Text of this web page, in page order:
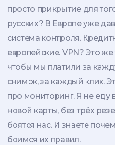
просто прикрытие для
русских? В Европе уже
система контроля.
европейские. VPN? Это же
чтобы мы платили за
снимок, за каждый клик.
про мониторинг. Я не еду
новой карты, без трёх
боятся нас. И знаете
боимся их правил.